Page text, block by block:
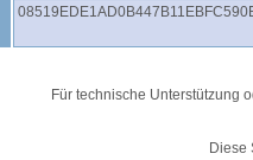
Für technische Unterstützung
Diese